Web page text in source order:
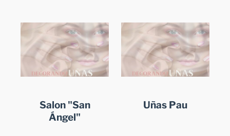
Salon "San
Ángel"
Uñas Pau